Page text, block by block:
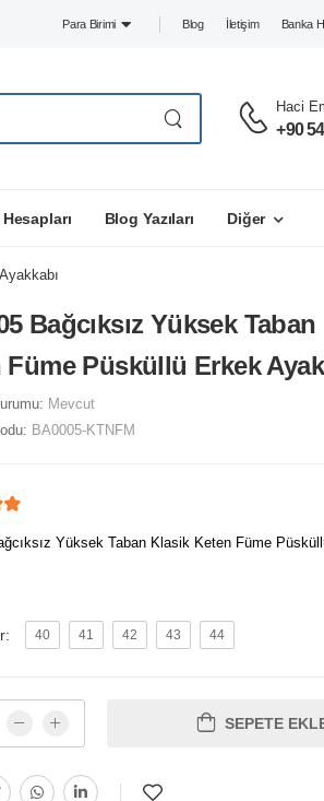
Para Birimi Blog İletişim Banka
Haci
+90
Blog Yazıları Diğer
Bağcıksız Yüksek
Füme Püsküllü Erkek
Mevcut
BA0005-KTNFM
Yüksek Taban Klasik Keten Füme
40 41 42 43 44
SEPETE